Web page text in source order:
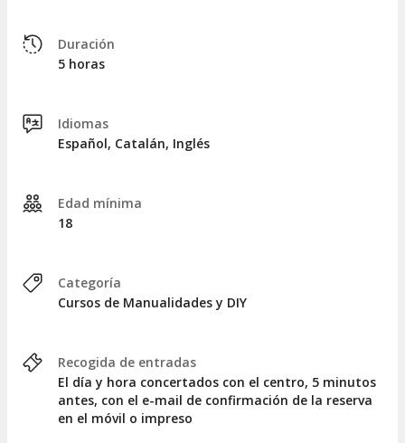
Duración
5 horas
Idiomas
Español, Catalán, Inglés
Edad mínima
18
Categoría
Cursos de Manualidades y DIY
Recogida de entradas
El día y hora concertados con el centro, 5 minutos
antes, con el e-mail de confirmación de la reserva
en el móvil o impreso